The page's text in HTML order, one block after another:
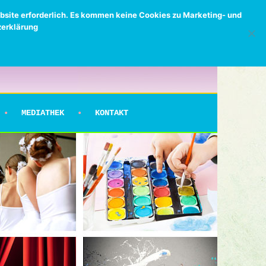
MEDIATHEK KONTAKT
erforderlich. Es kommen keine Cookies zu Marketing- und